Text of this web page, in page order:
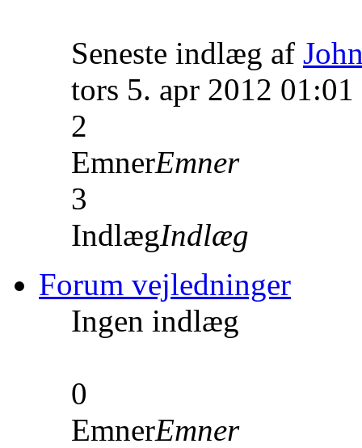
Seneste indlæg af
tors 5. apr 2012 01:01
2
EmnerEmner
3
IndlægIndlæg
Forum vejledninger
Ingen indlæg
0
EmnerEmner